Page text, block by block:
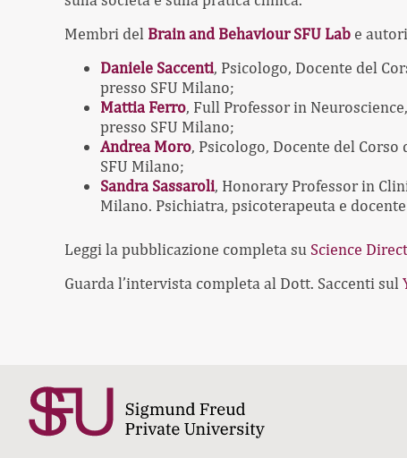
Membri del Brain and Behaviour SFU Lab e
Daniele Saccenti, Psicologo, Docente del
presso SFU Milano;
Mattia Ferro, Full Professor in
presso SFU Milano;
Andrea Moro, Psicologo, Docente del
SFU Milano;
Sandra Sassaroli, Honorary Professor in
Milano. Psichiatra, psicoterapeuta e
Leggi la pubblicazione completa su Science Direct
Guarda l’intervista completa al Dott. Saccenti sul